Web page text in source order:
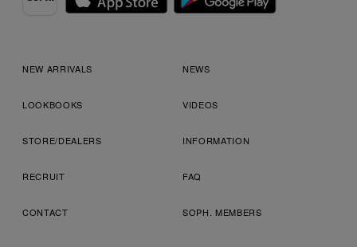
NEW ARRIVALS NEWS
LOOKBOOKS VIDEOS
STORE/DEALERS INFORMATION
RECRUIT FAQ
CONTACT SOPH. MEMBERS